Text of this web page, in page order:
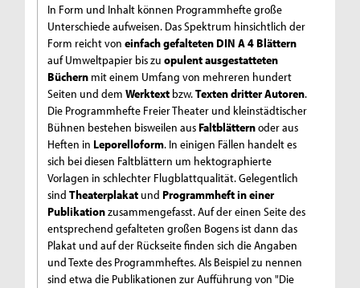
In Form und Inhalt können Programmhefte große
Unterschiede aufweisen. Das Spektrum hinsichtlich der
Form reicht voneinfach gefalteten DIN A 4 Blättern
auf Umweltpapier bis zuopulent ausgestatteten
Büchern mit einem Umfang von mehreren hundert
Seiten und demWerktext bzw.Texten dritter Autoren.
Die Programmhefte Freier Theater und kleinstädtischer
Bühnen bestehen bisweilen aus Faltblätternoder aus
Heften in Leporelloform. In einigen Fällen handelt es
sich bei diesen Faltblättern um hektographierte
Vorlagen in schlechter Flugblattqualität. Gelegentlich
sindTheaterplakat und Programmheft in einer
Publikationzusammengefasst. Auf der einen Seite des
entsprechend gefalteten großen Bogens ist dann das
Plakat und auf der Rückseite finden sich die Angaben
und Texte des Programmheftes. Als Beispiel zu nennen
sind etwa die Publikationen zur Aufführung von "Die